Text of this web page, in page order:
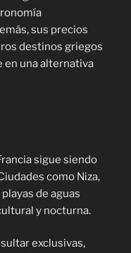
sus precios
destinos griegos
en una alternativa
sigue siendo
como Niza,
de aguas
y nocturna.
exclusivas,